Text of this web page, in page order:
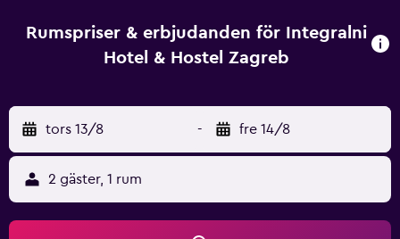
platser att gå till. Integralni Hotel & Hostel Zagreb har bra
anslutning till Katedralen i Zagreb , Parliament of Croatia
Rumspriser & erbjudanden för Integralni
Hotel & Hostel Zagreb
tors 13/8 - fre 14/8
2 gäster, 1 rum